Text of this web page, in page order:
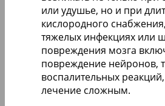
или удушье, но и при
кислородного
тяжелых инфекциях или
повреждения мозга
повреждение нейронов,
воспалительных
лечение сложным.